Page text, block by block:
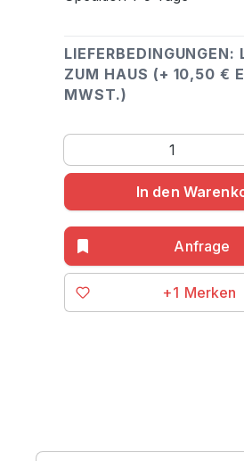
LIEFERBEDINGUNGEN:
ZUM HAUS (+ 10,50 €
MWST.)
Produkt Anzahl: Gib den
In den
+1